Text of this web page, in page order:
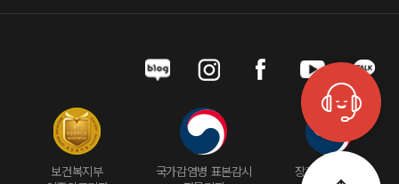
게시판 문의
보건복지부
국가감염병 표본감시
장기(각막)이식